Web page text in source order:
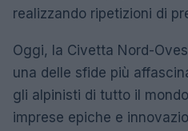
realizzando ripetizioni di
Oggi, la Civetta Nord-
una delle sfide più
gli alpinisti di tutto il
imprese epiche e